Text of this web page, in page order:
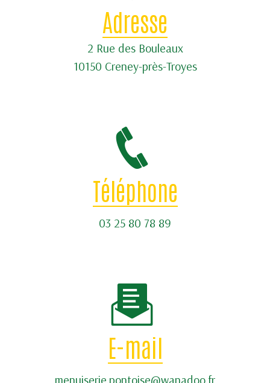
Adresse
2 Rue des Bouleaux
10150 Creney-près-Troyes
Téléphone
03 25 80 78 89
E-mail
menuiserie.pontoise@wanadoo.fr